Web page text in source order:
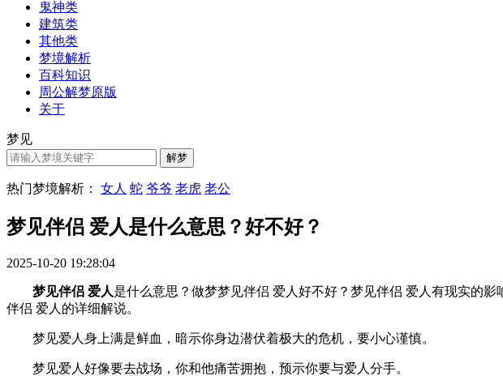
鬼神类
建筑类
其他类
梦境解析
百科知识
周公解梦原版
关于
梦见
热门梦境解析： 女人 蛇 爷爷 老虎 老公
梦见伴侣 爱人是什么意思？好不好？
2025-10-20 19:28:04
梦见伴侣 爱人是什么意思？做梦梦见伴侣 爱人好不好？梦见伴侣 爱人有现实的
伴侣 爱人的详细解说。
梦见爱人身上满是鲜血，暗示你身边潜伏着极大的危机，要小心谨慎。
梦见爱人好像要去战场，你和他痛苦拥抱，预示你要与爱人分手。